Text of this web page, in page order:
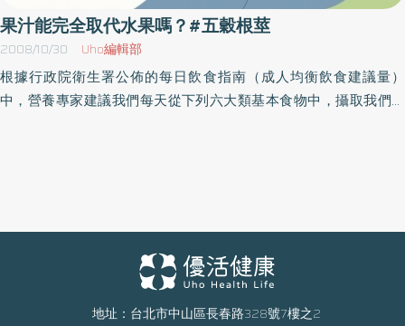
果汁能完全取代水果嗎？#五穀根莖
2008/10/30 Uho編輯部
根據行政院衛生署公佈的每日飲食指南（成人均衡飲食建議量）
中，營養專家建議我們每天從下列六大類基本食物中，攝取我們所
師表示，新鮮的蔬果中含多種維生素及鈉、鉀、磷等礦物質，值得
一提是促進腸道健康的「纖維素」。但現代人雖然健康意識高漲，
卻忙到連削顆水果來補充營養都覺得沒空，於是各種市售果汁便因
地址：台北市中山區長春路328號7樓之2